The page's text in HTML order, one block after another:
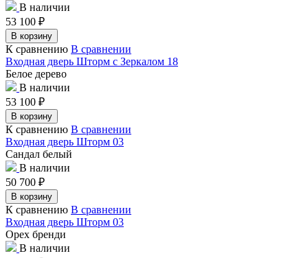
В наличии
53 100 ₽
В корзину
К сравнению В сравнении
Входная дверь Шторм с Зеркалом 18
Белое дерево
В наличии
53 100 ₽
В корзину
К сравнению В сравнении
Входная дверь Шторм 03
Сандал белый
В наличии
50 700 ₽
В корзину
К сравнению В сравнении
Входная дверь Шторм 03
Орех бренди
В наличии